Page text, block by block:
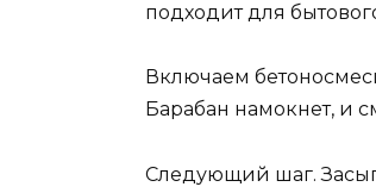
подходит для
Включаем
Барабан намокнет, и
Следующий шаг.